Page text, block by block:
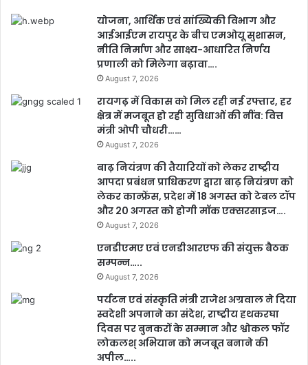
योजना, आर्थिक एवं सांख्यिकी विभाग और
आईआईएम रायपुर के बीच एमओयू सुशासन,
नीति निर्माण और साक्ष्य-आधारित निर्णय
प्रणाली को मिलेगा बढ़ावा….
August 7, 2026
रायगढ़ में विकास को मिल रही नई रफ्तार, हर
क्षेत्र में मजबूत हो रही सुविधाओं की नींव: वित्त
मंत्री ओपी चौधरी……
August 7, 2026
बाढ़ नियंत्रण की तैयारियों को लेकर राष्ट्रीय
आपदा प्रबंधन प्राधिकरण द्वारा बाढ़ नियंत्रण को
लेकर कान्फ्रेंस, प्रदेश में 18 अगस्त को टेबल टॉप
और 20 अगस्त को होगी मॉक एक्सरसाइज….
August 7, 2026
एनडीएमए एवं एनडीआरएफ की संयुक्त बैठक
सम्पन्न…..
August 7, 2026
पर्यटन एवं संस्कृति मंत्री राजेश अग्रवाल ने दिया
स्वदेशी अपनाने का संदेश, राष्ट्रीय हथकरघा
दिवस पर बुनकरों के सम्मान और श्वोकल फॉर
लोकलश् अभियान को मजबूत बनाने की
अपील…..